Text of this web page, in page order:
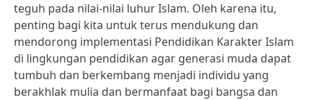
teguh pada nilai-nilai luhur Islam. Oleh karena itu,
penting bagi kita untuk terus mendukung dan
mendorong implementasi Pendidikan Karakter Islam
di lingkungan pendidikan agar generasi muda dapat
tumbuh dan berkembang menjadi individu yang
berakhlak mulia dan bermanfaat bagi bangsa dan